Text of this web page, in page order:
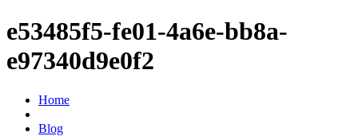
e53485f5-fe01-4a6e-bb8a-
e97340d9e0f2
Home
Blog